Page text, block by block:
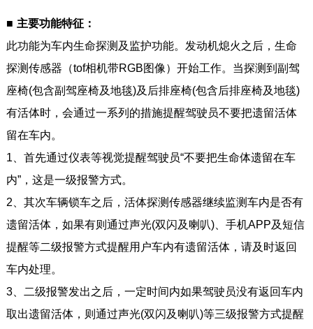
■ 主要功能特征：
此功能为车内生命探测及监护功能。发动机熄火之后，生命
探测传感器（tof相机带RGB图像）开始工作。当探测到副驾
座椅(包含副驾座椅及地毯)及后排座椅(包含后排座椅及地毯)
有活体时，会通过一系列的措施提醒驾驶员不要把遗留活体
留在车内。
1、首先通过仪表等视觉提醒驾驶员“不要把生命体遗留在车
内”，这是一级报警方式。
2、其次车辆锁车之后，活体探测传感器继续监测车内是否有
遗留活体，如果有则通过声光(双闪及喇叭)、手机APP及短信
提醒等二级报警方式提醒用户车内有遗留活体，请及时返回
车内处理。
3、二级报警发出之后，一定时间内如果驾驶员没有返回车内
取出遗留活体，则通过声光(双闪及喇叭)等三级报警方式提醒